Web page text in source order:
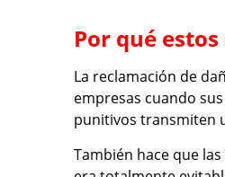
Por qué
La reclamación de
empresas cuando
punitivos transmiten
También hace que